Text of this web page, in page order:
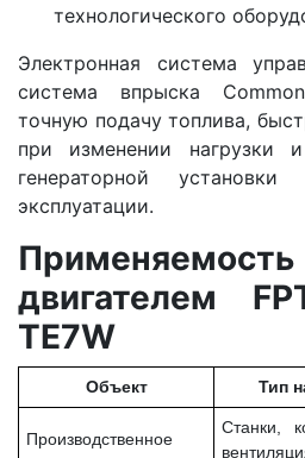
технологического
Электронная система
система впрыска
точную подачу топлива,
при изменении нагрузки
генераторной
эксплуатации.
двигателем
TE7W
Объект Тип
Производственное
Станки,